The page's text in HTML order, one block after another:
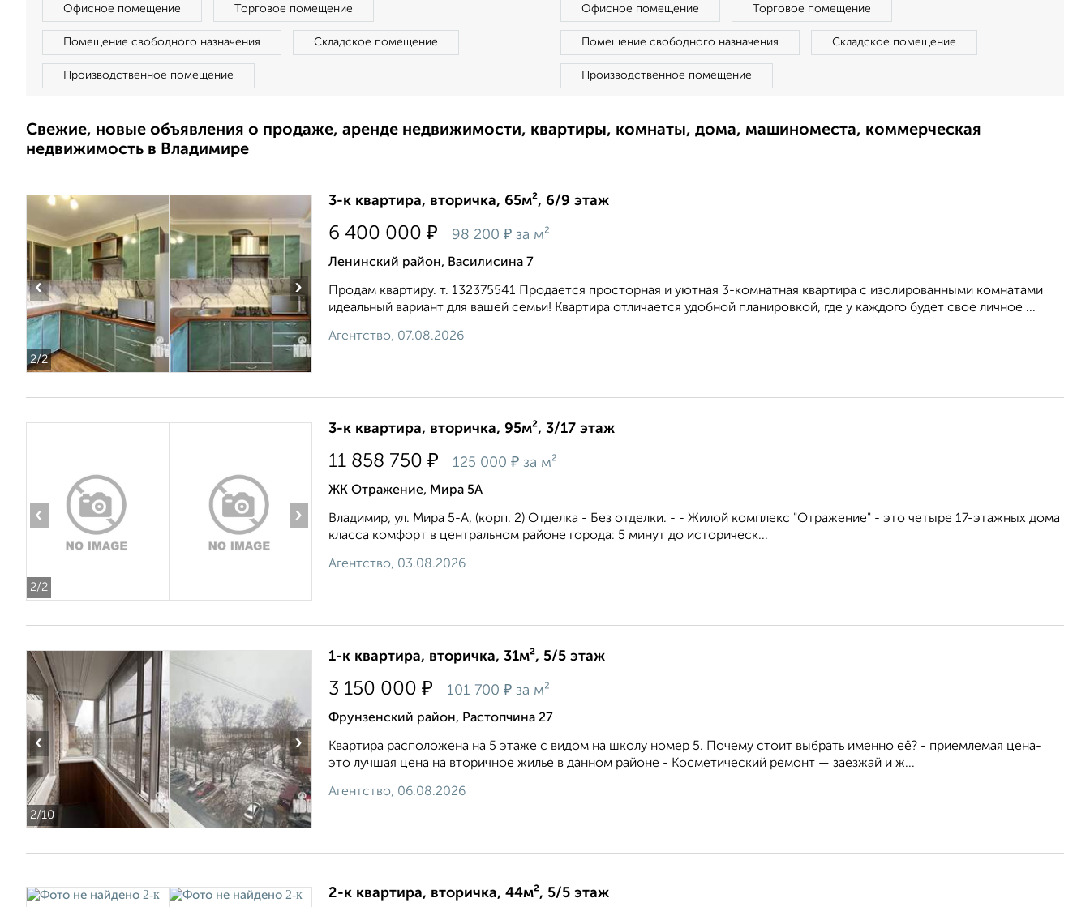
Офисное помещение Торговое помещение
Помещение свободного назначения Складское помещение
Производственное помещение
Офисное помещение Торговое помещение
Помещение свободного назначения Складское помещение
Производственное помещение
Свежие, новые объявления о продаже, аренде недвижимости, квартиры, комнаты, дома, машиноместа, коммерческая
недвижимость в Владимире
2/2
‹ ›
3-к квартира, вторичка, 65м², 6/9 этаж
6 400 000 ₽ 98 200 ₽ за м²
Ленинский район, Василисина 7
Продам квартиру. т. 132375541 Продается просторная и уютная 3-комнатная квартира с изолированными комнатами
идеальный вариант для вашей семьи! Квартира отличается удобной планировкой, где у каждого будет свое личное ...
Агентство, 07.08.2026
2/2
‹ ›
3-к квартира, вторичка, 95м², 3/17 этаж
11 858 750 ₽ 125 000 ₽ за м²
ЖК Отражение, Мира 5А
Владимир, ул. Мира 5-А, (корп. 2) Отделка - Без отделки. - - Жилой комплекс "Отражение" - это четыре 17-этажных дома
класса комфорт в центральном районе города: 5 минут до историческ...
Агентство, 03.08.2026
2/10
‹ ›
1-к квартира, вторичка, 31м², 5/5 этаж
3 150 000 ₽ 101 700 ₽ за м²
Фрунзенский район, Растопчина 27
Квартира расположена на 5 этаже с видом на школу номер 5. Почему стоит выбрать именно её? - приемлемая цена-
это лучшая цена на вторичное жилье в данном районе - Косметический ремонт — заезжай и ж...
Агентство, 06.08.2026
2-к квартира, вторичка, 44м², 5/5 этаж